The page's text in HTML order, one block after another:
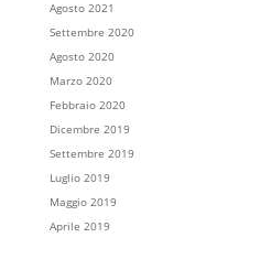
Agosto 2021
Settembre 2020
Agosto 2020
Marzo 2020
Febbraio 2020
Dicembre 2019
Settembre 2019
Luglio 2019
Maggio 2019
Aprile 2019